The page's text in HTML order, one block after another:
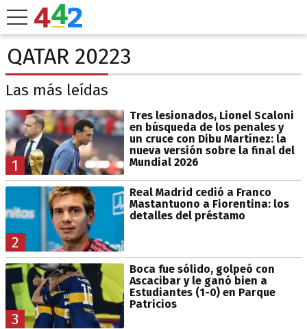
QATAR 20223
Las más leídas
1
Tres lesionados, Lionel Scaloni
en búsqueda de los penales y
un cruce con Dibu Martínez: la
nueva versión sobre la final del
Mundial 2026
2
Real Madrid cedió a Franco
Mastantuono a Fiorentina: los
detalles del préstamo
3
Boca fue sólido, golpeó con
Ascacibar y le ganó bien a
Estudiantes (1-0) en Parque
Patricios